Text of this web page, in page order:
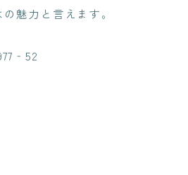
魅力と言えます。